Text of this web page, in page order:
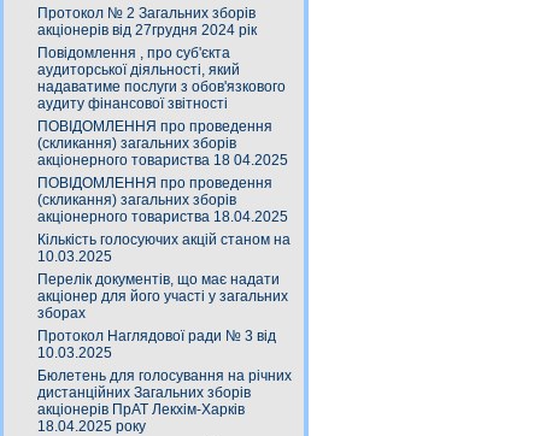
Протокол № 2 Загальних зборів
акціонерів від 27грудня 2024 рік
Повідомлення , про суб'єкта
аудиторської діяльності, який
надаватиме послуги з обов'язкового
аудиту фінансової звітності
ПОВІДОМЛЕННЯ про проведення
(скликання) загальних зборів
акціонерного товариства 18 04.2025
ПОВІДОМЛЕННЯ про проведення
(скликання) загальних зборів
акціонерного товариства 18.04.2025
Кількість голосуючих акцій станом на
10.03.2025
Перелік документів, що має надати
акціонер для його участі у загальних
зборах
Протокол Наглядової ради № 3 від
10.03.2025
Бюлетень для голосування на річних
дистанційних Загальних зборів
акціонерів ПрАТ Лекхім-Харків
18.04.2025 року